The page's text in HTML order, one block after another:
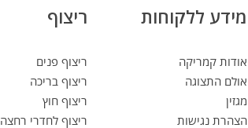
מידע ללקוחות
אודות קמריקה
אולם התצוגה
מגזין
הצהרת נגישות
ריצוף
ריצוף פנים
ריצוף בריכה
ריצוף חוץ
ריצוף לחדרי רחצה